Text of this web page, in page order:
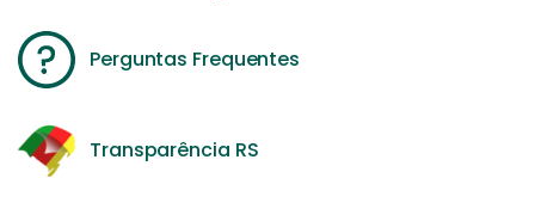
Perguntas Frequentes
Transparência RS